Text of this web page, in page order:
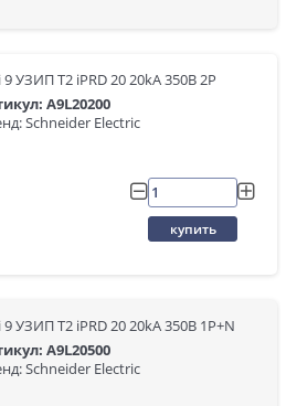
9 УЗИП Т2 iPRD 20 20kA 350В 2P
A9L20200
Schneider Electric
купить
9 УЗИП Т2 iPRD 20 20kA 350В 1P+N
A9L20500
Schneider Electric